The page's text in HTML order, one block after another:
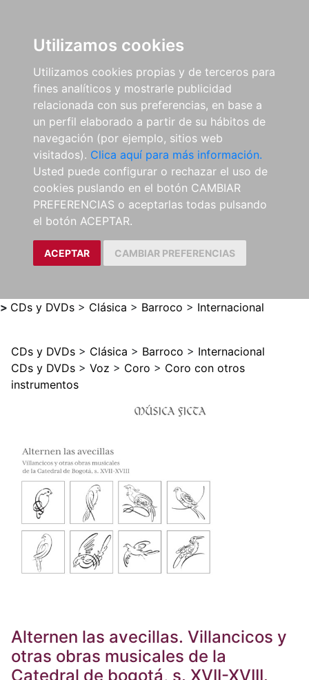
Utilizamos cookies
Utilizamos cookies propias y de terceros para
fines analíticos y mostrarle publicidad
relacionada con sus preferencias, en base a
un perfil elaborado a partir de su hábitos de
navegación (por ejemplo, sitios web
visitados). Clica aquí para más información.
Usted puede configurar o rechazar el uso de
cookies puslando en el botón CAMBIAR
PREFERENCIAS o aceptarlas todas pulsando
el botón ACEPTAR.
ACEPTAR CAMBIAR PREFERENCIAS
> CDs y DVDs > Clásica > Barroco > Internacional
CDs y DVDs > Clásica > Barroco > Internacional
CDs y DVDs > Voz > Coro > Coro con otros
instrumentos
Alternen las avecillas. Villancicos y
otras obras musicales de la
Catedral de bogotá, s. XVII-XVIII.